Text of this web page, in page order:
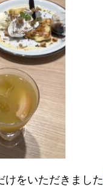
けをいただきました